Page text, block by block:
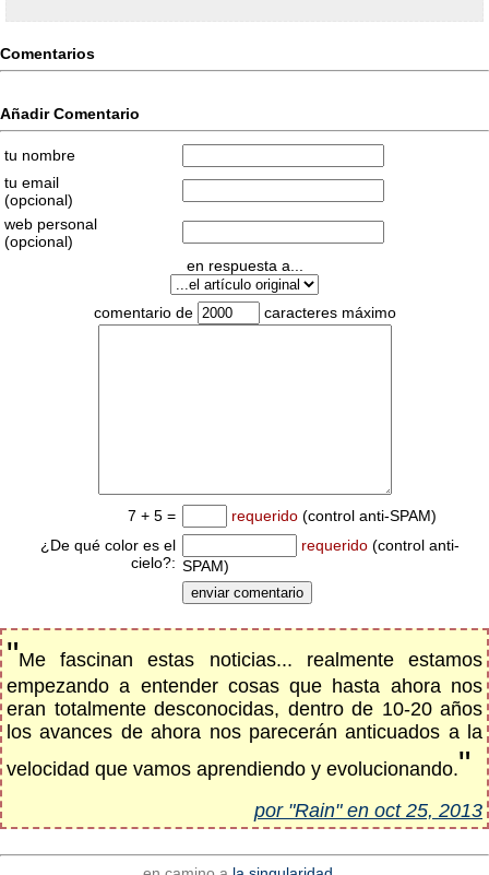
Comentarios
Añadir Comentario
tu nombre
tu email
(opcional)
web personal
(opcional)
en respuesta a...
comentario de caracteres máximo
7 + 5 = requerido (control anti-SPAM)
¿De qué color es el
cielo?:
requerido (control anti-
SPAM)
"Me fascinan estas noticias... realmente estamos
empezando a entender cosas que hasta ahora nos
eran totalmente desconocidas, dentro de 10-20 años
los avances de ahora nos parecerán anticuados a la
velocidad que vamos aprendiendo y evolucionando."
por "Rain" en oct 25, 2013